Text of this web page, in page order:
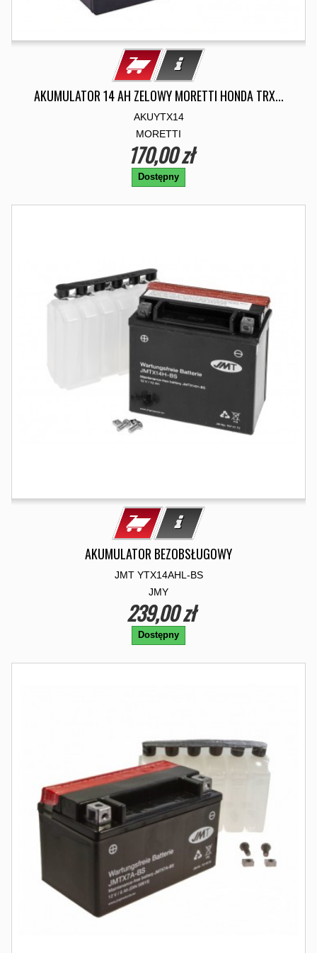
AKUMULATOR 14 AH ZELOWY MORETTI HONDA TRX...
AKUYTX14
MORETTI
170,00 zł
Dostępny
AKUMULATOR BEZOBSŁUGOWY
JMT YTX14AHL-BS
JMY
239,00 zł
Dostępny